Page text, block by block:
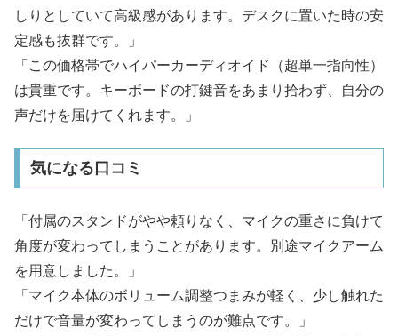
しりとしていて高級感があります。デスクに置いた時の安
定感も抜群です。」
「この価格帯でハイパーカーディオイド（超単一指向性）
は貴重です。キーボードの打鍵音をあまり拾わず、自分の
声だけを届けてくれます。」
気になる口コミ
「付属のスタンドがやや頼りなく、マイクの重さに負けて
角度が変わってしまうことがあります。別途マイクアーム
を用意しました。」
「マイク本体のボリューム調整つまみが軽く、少し触れた
だけで音量が変わってしまうのが難点です。」